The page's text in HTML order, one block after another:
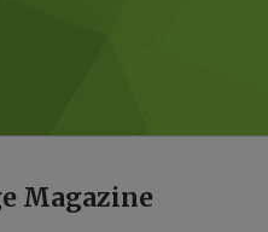
Magazine